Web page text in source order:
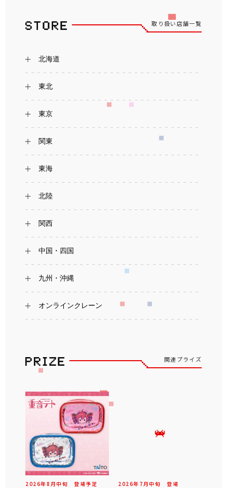
取り扱い店舗一覧
北海道
東北
東京
関東
東海
北陸
関西
中国・四国
九州・沖縄
オンラインクレーン
関連プライズ
2026年8 月中旬 登場予定 2026年 7 月中旬 登場